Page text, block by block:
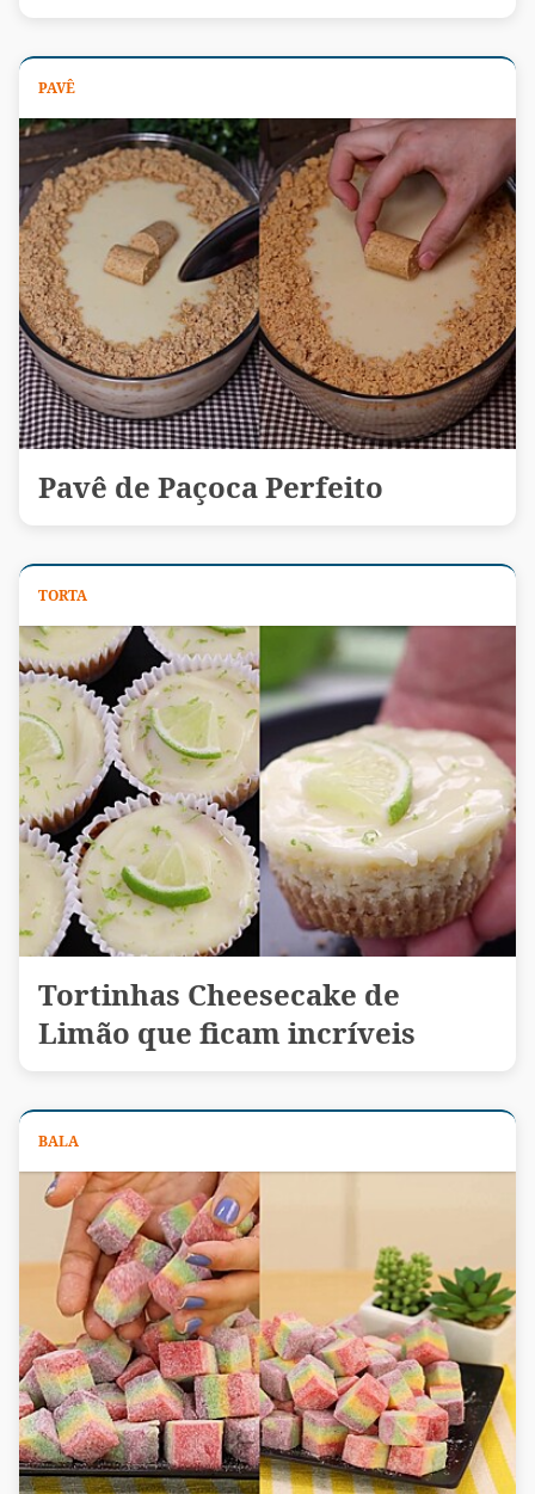
PAVÊ
Pavê de Paçoca Perfeito
TORTA
Tortinhas Cheesecake de
Limão que ficam incríveis
BALA